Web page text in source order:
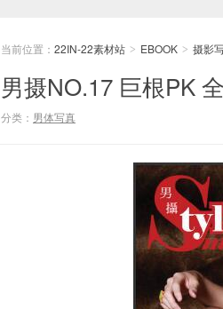
当前位置： 22IN-22素材站 > EBOOK > 摄影
男摄NO.17 巨根PK
分类： 男体写真